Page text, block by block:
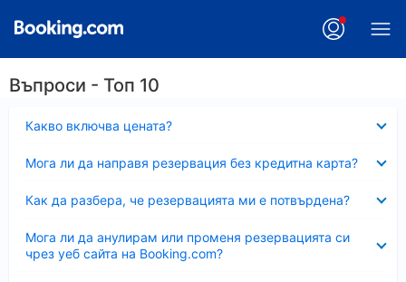
Въпроси - Топ 10
Какво включва цената?
Мога ли да направя резервация без кредитна карта?
Как да разбера, че резервацията ми е потвърдена?
Мога ли да анулирам или променя резервацията си
чрез уеб сайта на Booking.com?